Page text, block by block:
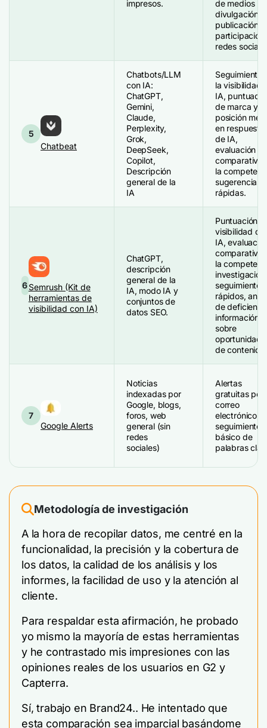
impresos.
de medios +
divulgación),
publicación y
participación
redes
5
Chatbeat
Chatbots/LLM
con IA:
ChatGPT,
Gemini,
Claude,
Perplexity,
Grok,
DeepSeek,
Copilot,
Descripción
general de la
IA
Seguimiento
la visibilidad
IA,
de marca y
posición
en
de IA,
evaluación
comparativa
la
sugerencias
rápidas.
6Semrush (Kit de
herramientas de
visibilidad con IA)
ChatGPT,
descripción
general de la
IA, modo IA y
conjuntos de
datos SEO.
Puntuación
visibilidad de
IA,
comparativa
la
investigación
seguimiento
rápidos,
de
información
sobre
de contenido.
7
Google Alerts
Noticias
indexadas por
Google, blogs,
foros, web
general (sin
redes
sociales)
Alertas
gratuitas por
correo
electrónico,
seguimiento
básico de
palabras
Metodología de investigación
A la hora de recopilar datos, me centré en la
funcionalidad, la precisión y la cobertura de
los datos, la calidad de los análisis y los
informes, la facilidad de uso y la atención al
cliente.
Para respaldar esta afirmación, he probado
yo mismo la mayoría de estas herramientas
y he contrastado mis impresiones con las
opiniones reales de los usuarios en G2 y
Capterra.
Sí, trabajo en Brand24.. He intentado que
esta comparación sea imparcial basándome